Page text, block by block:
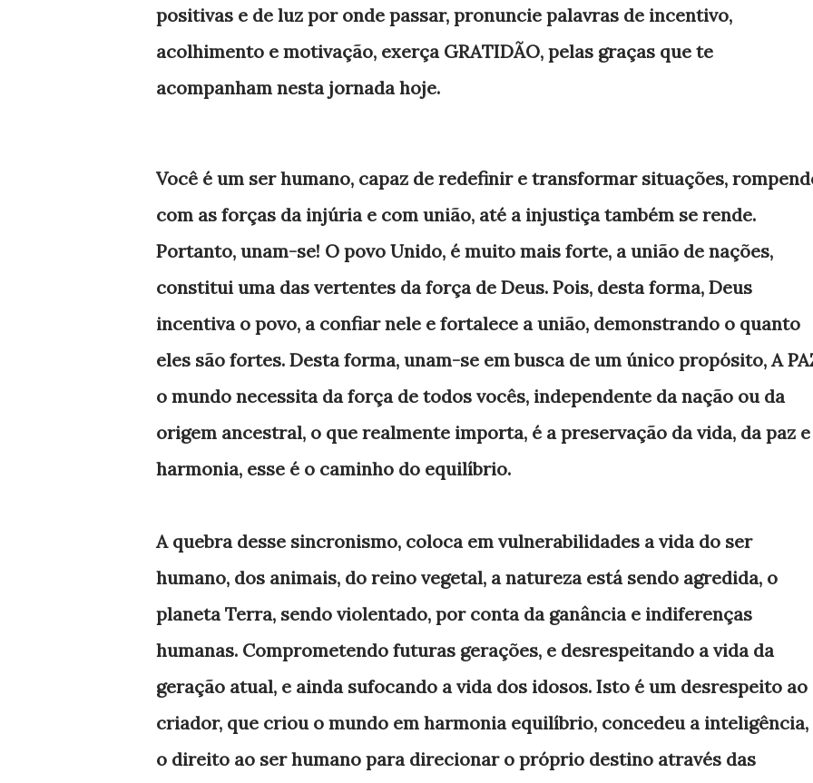
positivas e de luz por onde passar, pronuncie palavras de incentivo,
acolhimento e motivação, exerça GRATIDÃO, pelas graças que te
acompanham nesta jornada hoje.
Você é um ser humano, capaz de redefinir e transformar situações,
com as forças da injúria e com união, até a injustiça também se rende.
Portanto, unam-se! O povo Unido, é muito mais forte, a união de nações,
constitui uma das vertentes da força de Deus. Pois, desta forma, Deus
incentiva o povo, a confiar nele e fortalece a união, demonstrando o quanto
eles são fortes. Desta forma, unam-se em busca de um único propósito, A
o mundo necessita da força de todos vocês, independente da nação ou da
origem ancestral, o que realmente importa, é a preservação da vida, da paz e
harmonia, esse é o caminho do equilíbrio.
A quebra desse sincronismo, coloca em vulnerabilidades a vida do ser
humano, dos animais, do reino vegetal, a natureza está sendo agredida, o
planeta Terra, sendo violentado, por conta da ganância e indiferenças
humanas. Comprometendo futuras gerações, e desrespeitando a vida da
geração atual, e ainda sufocando a vida dos idosos. Isto é um desrespeito ao
criador, que criou o mundo em harmonia equilíbrio, concedeu a inteligência,
o direito ao ser humano para direcionar o próprio destino através das